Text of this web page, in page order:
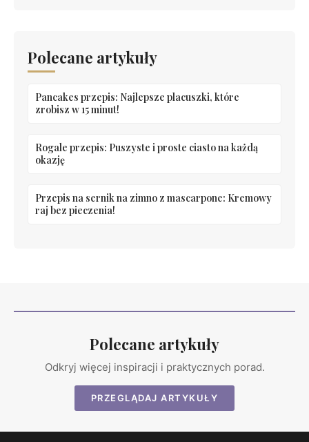
Polecane artykuły
Pancakes przepis: Najlepsze placuszki, które
zrobisz w 15 minut!
Rogale przepis: Puszyste i proste ciasto na każdą
okazję
Przepis na sernik na zimno z mascarpone: Kremowy
raj bez pieczenia!
Polecane artykuły
Odkryj więcej inspiracji i praktycznych porad.
PRZEGLĄDAJ ARTYKUŁY